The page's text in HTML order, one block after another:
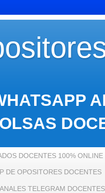
DOCENTES 100% ONLINE
DE OPOSITORES DOCENTES
TELEGRAM DOCENTES